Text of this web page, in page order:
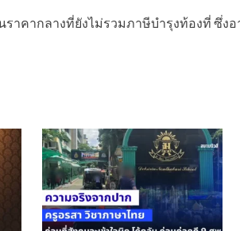
ราคากลางที่ยังไม่รวมภาษีบำรุงท้องที่ ซึ่